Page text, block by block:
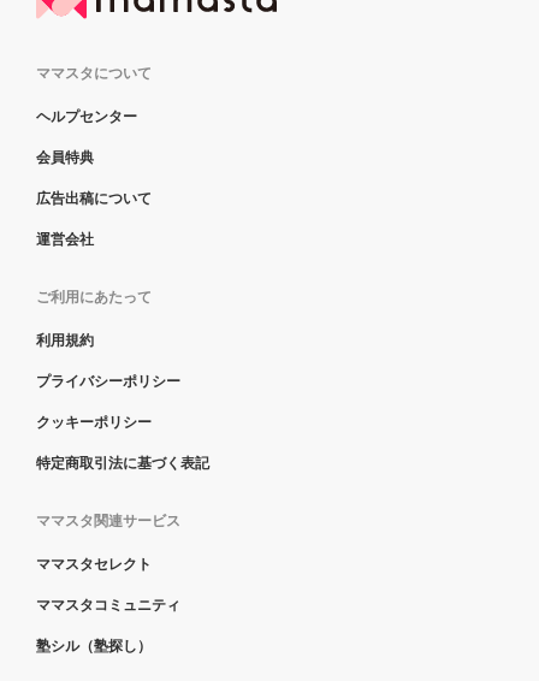
ママスタについて
ヘルプセンター
会員特典
広告出稿について
運営会社
ご利用にあたって
利用規約
プライバシーポリシー
クッキーポリシー
特定商取引法に基づく表記
ママスタ関連サービス
ママスタセレクト
ママスタコミュニティ
塾シル（塾探し）